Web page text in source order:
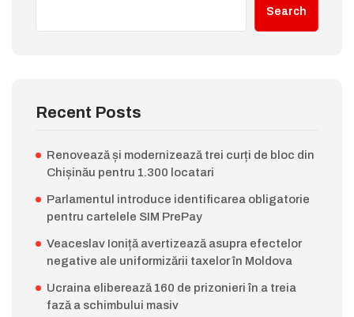
Search
Recent Posts
Renovează și modernizează trei curți de bloc din
Chișinău pentru 1.300 locatari
Parlamentul introduce identificarea obligatorie
pentru cartelele SIM PrePay
Veaceslav Ioniță avertizează asupra efectelor
negative ale uniformizării taxelor în Moldova
Ucraina eliberează 160 de prizonieri în a treia
fază a schimbului masiv